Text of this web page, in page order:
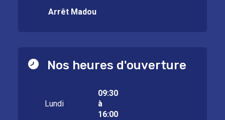
Arrêt Madou
Nos heures d'ouverture
Lundi
09:30
à
16:00